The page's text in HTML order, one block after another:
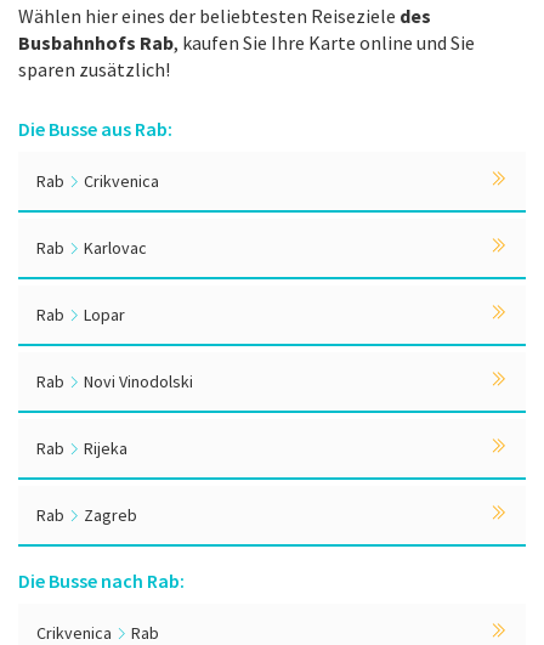
Wählen hier eines der beliebtesten Reiseziele des
Busbahnhofs Rab, kaufen Sie Ihre Karte online und Sie
sparen zusätzlich!
Die Busse aus Rab:
Rab Crikvenica
Rab Karlovac
Rab Lopar
Rab Novi Vinodolski
Rab Rijeka
Rab Zagreb
Die Busse nach Rab:
Crikvenica Rab